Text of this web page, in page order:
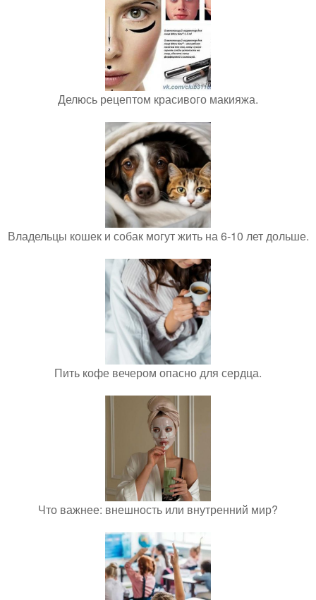
Делюсь рецептом красивого макияжа.
Владельцы кошек и собак могут жить на 6-10 лет дольше.
Пить кофе вечером опасно для сердца.
Что важнее: внешность или внутренний мир?